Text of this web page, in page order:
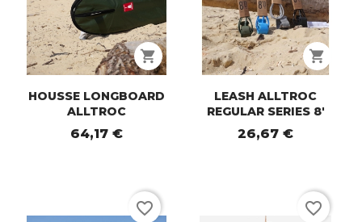
shopping_cart
HOUSSE LONGBOARD
ALLTROC
64,17 €
shopping_cart
LEASH ALLTROC
REGULAR SERIES 8'
26,67 €
favorite_border favorite_border